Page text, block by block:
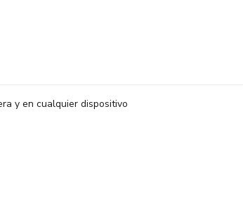
y en cualquier dispositivo